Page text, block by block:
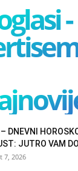
-
– DNEVNI
JUTRO VAM
7, 2026